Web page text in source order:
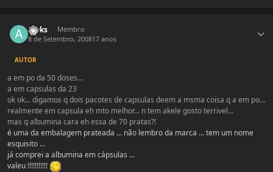
Aleks
Membro
8 de Setembro, 200817 anos
AUTOR
a em po da 50 doses...
a em capsulas da 23
ok ok... digamos q dois pacotes de capsulas deem a msma coisa q a em po...
realmente em capsula eh mto melhor... n tem akele gosto terrivel...
mas q albumina cara eh essa de 70 pratas?!
é uma da embalagem prateada ... não lembro da marca ... tem um nome
esquisito ...
já comprei a albumina em cápsulas ...
valeu !!!!!!!!!!!